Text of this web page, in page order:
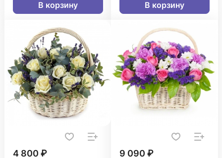
В корзину В корзину
4 800 ₽ 9 090 ₽